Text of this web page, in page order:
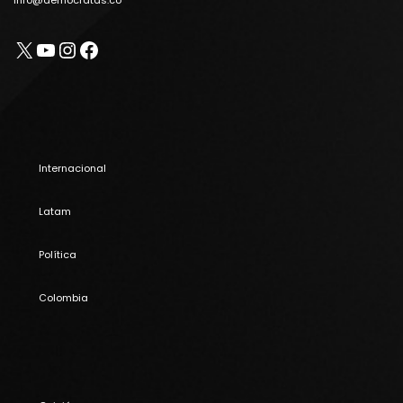
X YouTube
Instagram
Facebook
Internacional
Latam
Política
Colombia